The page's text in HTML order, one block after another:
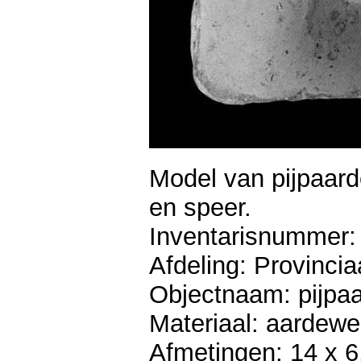
Model van
en speer.
Afdeling:
Objectnaam:
Materiaal:
Afmetingen: 14 x